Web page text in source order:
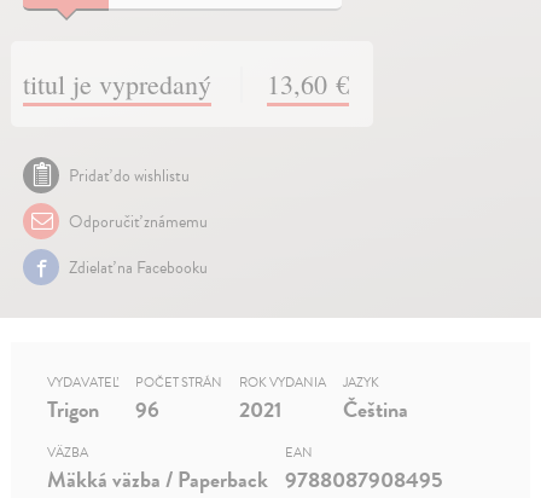
titul je vypredaný 13,60 €
Pridať do wishlistu
Odporučiť známemu
Zdielať na Facebooku
VYDAVATEĽ
Trigon
POČET STRÁN
96
ROK VYDANIA
2021
JAZYK
Čeština
VÄZBA
Mäkká väzba / Paperback
EAN
9788087908495